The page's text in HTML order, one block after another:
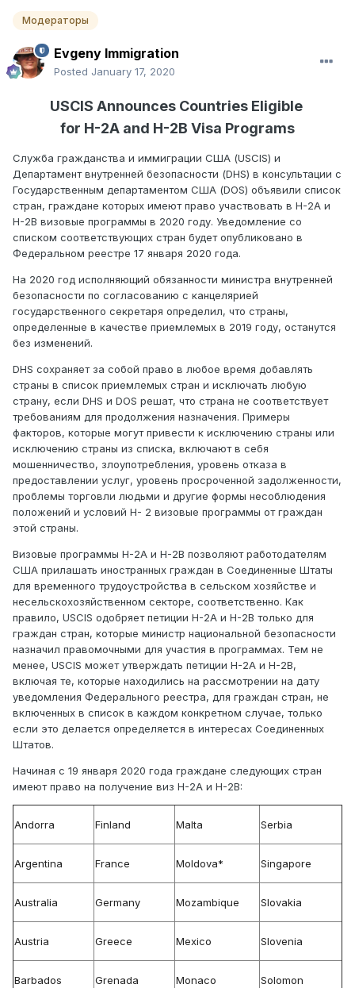
Модераторы
Evgeny Immigration
Posted January 17, 2020
USCIS Announces Countries Eligible
for H-2A and H-2B Visa Programs
Служба гражданства и иммиграции США (USCIS) и
Департамент внутренней безопасности (DHS) в консультации с
Государственным департаментом США (DOS) объявили список
стран, граждане которых имеют право участвовать в H-2A и
H-2B визовые программы в 2020 году. Уведомление со
списком соответствующих стран будет опубликовано в
Федеральном реестре 17 января 2020 года.
На 2020 год исполняющий обязанности министра внутренней
безопасности по согласованию с канцелярией
государственного секретаря определил, что страны,
определенные в качестве приемлемых в 2019 году, останутся
без изменений.
DHS сохраняет за собой право в любое время добавлять
страны в список приемлемых стран и исключать любую
страну, если DHS и DOS решат, что страна не соответствует
требованиям для продолжения назначения. Примеры
факторов, которые могут привести к исключению страны или
исключению страны из списка, включают в себя
мошенничество, злоупотребления, уровень отказа в
предоставлении услуг, уровень просроченной задолженности,
проблемы торговли людьми и другие формы несоблюдения
положений и условий H- 2 визовые программы от граждан
этой страны.
Визовые программы H-2A и H-2B позволяют работодателям
США прилашать иностранных граждан в Соединенные Штаты
для временного трудоустройства в сельском хозяйстве и
несельскохозяйственном секторе, соответственно. Как
правило, USCIS одобряет петиции H-2A и H-2B только для
граждан стран, которые министр национальной безопасности
назначил правомочными для участия в программах. Тем не
менее, USCIS может утверждать петиции H-2A и H-2B,
включая те, которые находились на рассмотрении на дату
уведомления Федерального реестра, для граждан стран, не
включенных в список в каждом конкретном случае, только
если это делается определяется в интересах Соединенных
Штатов.
Начиная с 19 января 2020 года граждане следующих стран
имеют право на получение виз H-2A и H-2B:
Andorra Finland Malta Serbia
Argentina France Moldova* Singapore
Australia Germany Mozambique Slovakia
Austria Greece Mexico Slovenia
Barbados Grenada Monaco
Solomon